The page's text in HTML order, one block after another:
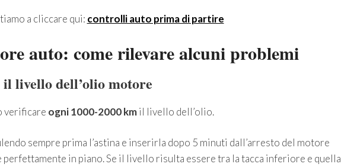
a cliccare qui: controlli auto prima di partire
auto: come rilevare alcuni problemi
livello dell’olio motore
verificare ogni 1000-2000 kmil livello dell’olio.
sempre prima l’astina e inserirla dopo 5 minuti dall’arresto del motore
perfettamente in piano. Se il livello risulta essere tra la tacca inferiore e quella